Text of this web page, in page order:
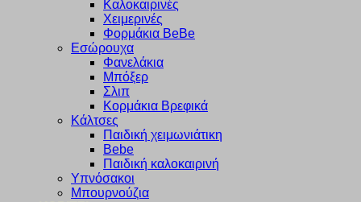
Καλοκαιρινές
Χειμερινές
Φορμάκια BeBe
Εσώρουχα
Φανελάκια
Μπόξερ
Σλιπ
Κορμάκια Βρεφικά
Κάλτσες
Παιδική χειμωνιάτικη
Bebe
Παιδική καλοκαιρινή
Υπνόσακοι
Μπουρνούζια